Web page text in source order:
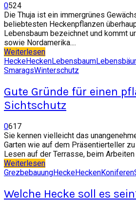
0524
Die Thuja ist ein immergrünes
beliebtesten Heckenpflanzen
Lebensbaum bezeichnet und kommt
sowie Nordamerika....
Weiterlesen
HeckeHeckenLebensbaum
SmaragsWinterschutz
Gute Gründe für einen
Sichtschutz
0617
Sie kennen vielleicht das
Garten wie auf dem Präsentierteller
Lesen auf der Terrasse, beim Arbeiten
Weiterlesen
GrezbebauungHeckeHeckenKoniferen
Welche Hecke soll es